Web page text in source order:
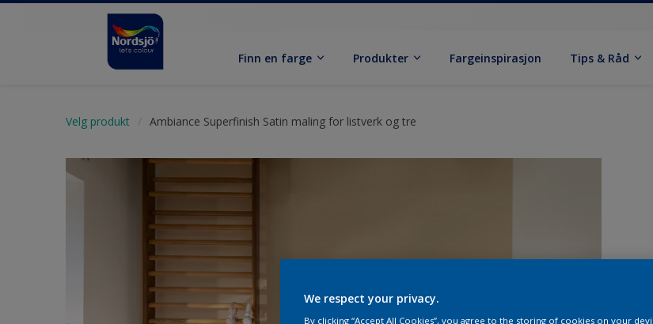
Finn en farge Produkter Fargeinspirasjon Tips & Råd
Velg produkt Ambiance Superfinish Satin maling for listverk og tre
We respect your privacy.
By clicking “Accept All Cookies”, you agree to the storing of cookies on your